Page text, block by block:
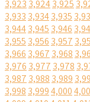
3,923 3,9243,925
3,933 3,9343,935
3,9443,945 3,946
3,955 3,956 3,957
3,966 3,967 3,968
3,976 3,977 3,978
3,987 3,988 3,989
3,998 3,9994,000